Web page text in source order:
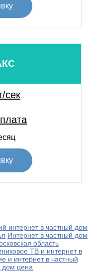
сек
интернет в частный дом
Интернет в частный дом
область
ТВ и интернет в
и интернет в частный
дом цена